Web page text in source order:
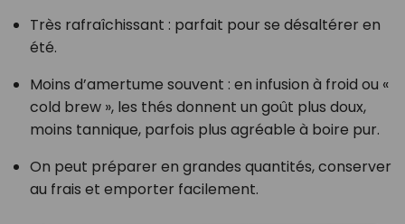
Très rafraîchissant : parfait pour se désaltérer en
été.
Moins d’amertume souvent : en infusion à froid ou «
cold brew », les thés donnent un goût plus doux,
moins tannique, parfois plus agréable à boire pur.
On peut préparer en grandes quantités, conserver
au frais et emporter facilement.